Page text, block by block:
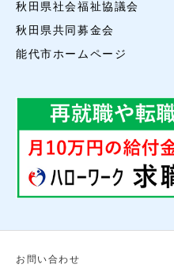
秋田県社会福祉協議会
秋田県共同募金会
能代市ホームページ
お問い合わせ